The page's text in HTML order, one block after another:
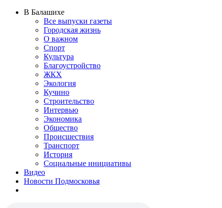
В Балашихе
Все выпуски газеты
Городская жизнь
О важном
Спорт
Культура
Благоустройство
ЖКХ
Экология
Кучино
Строительство
Интервью
Экономика
Общество
Происшествия
Транспорт
История
Социальные инициативы
Видео
Новости Подмосковья